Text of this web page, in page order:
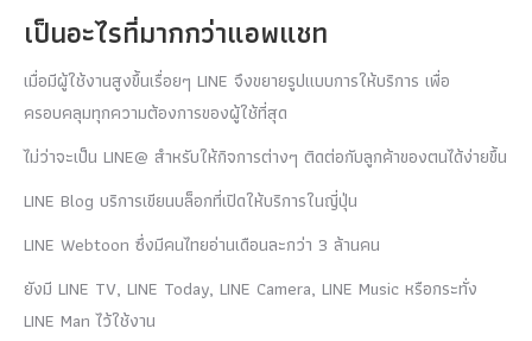
เป็นอะไรที่มากกว่าแอพแชท
เมื่อมีผู้ใช้งานสูงขึ้นเรื่อยๆ LINE จึงขยายรูปแบบการให้บริการ เพื่อ
ครอบคลุมทุกความต้องการของผู้ใช้ที่สุด
ไม่ว่าจะเป็น LINE@ สำหรับให้กิจการต่างๆ ติดต่อกับลูกค้าของตนได้ง่ายขึ้น
LINE Blog บริการเขียนบล็อกที่เปิดให้บริการในญี่ปุ่น
LINE Webtoon ซึ่งมีคนไทยอ่านเดือนละกว่า 3 ล้านคน
ยังมี LINE TV, LINE Today, LINE Camera, LINE Music หรือกระทั่ง
LINE Man ไว้ใช้งาน